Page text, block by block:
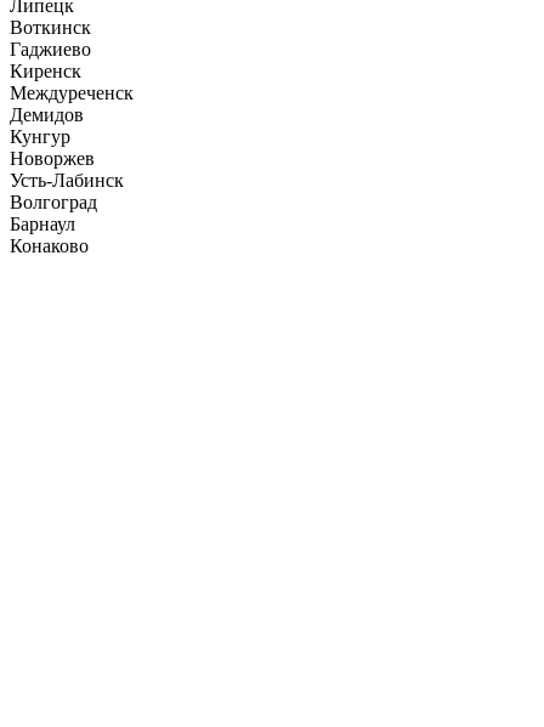
Липецк
Воткинск
Гаджиево
Киренск
Междуреченск
Демидов
Кунгур
Новоржев
Усть-Лабинск
Волгоград
Барнаул
Конаково